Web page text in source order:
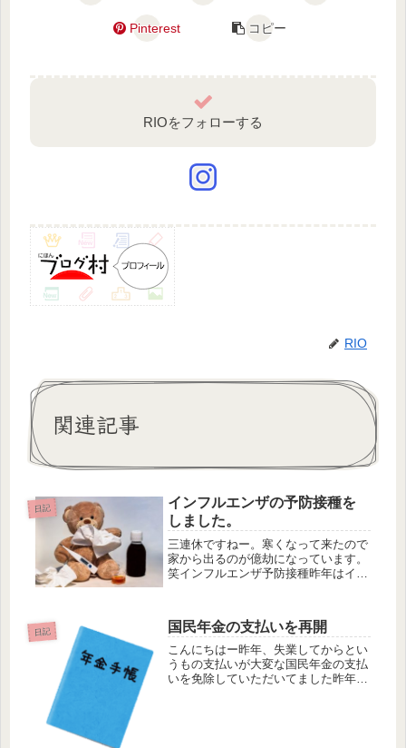
Pinterest コピー
RIOをフォローする
RIO
関連記事
日記
インフルエンザの予防接種を
しました。
三連休ですねー。寒くなって来たので
家から出るのが億劫になっています。
笑インフルエンザ予防接種昨年はイン
ませんでした。今年はワクチン不足と
いう話は聞かないので、よし今年は予
防...
日記 国民年金の支払いを再開
こんにちはー昨年、失業してからとい
うもの支払いが大変な国民年金の支払
いを免除していただいてました昨年書